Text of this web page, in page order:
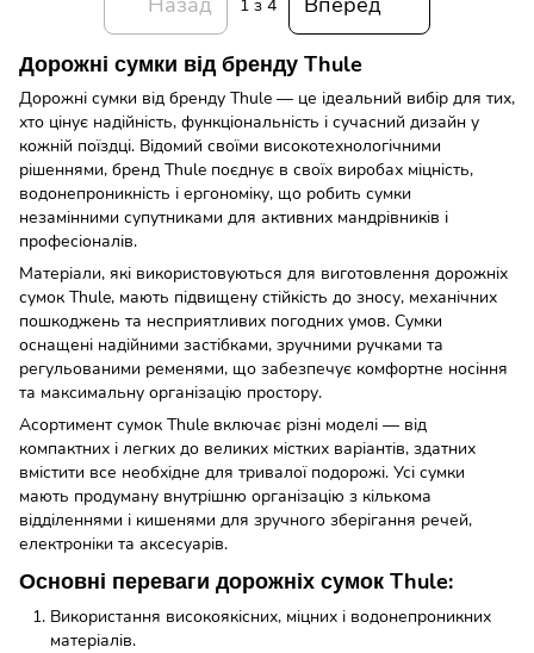
1 з 4
Дорожні сумки від бренду Thule
Дорожні сумки від бренду Thule — це ідеальний вибір для тих,
хто цінує надійність, функціональність і сучасний дизайн у
кожній поїздці. Відомий своїми високотехнологічними
рішеннями, бренд Thule поєднує в своїх виробах міцність,
водонепроникність і ергономіку, що робить сумки
незамінними супутниками для активних мандрівників і
професіоналів.
Матеріали, які використовуються для виготовлення дорожніх
сумок Thule, мають підвищену стійкість до зносу, механічних
пошкоджень та несприятливих погодних умов. Сумки
оснащені надійними застібками, зручними ручками та
регульованими ременями, що забезпечує комфортне носіння
та максимальну організацію простору.
Асортимент сумок Thule включає різні моделі — від
компактних і легких до великих містких варіантів, здатних
вмістити все необхідне для тривалої подорожі. Усі сумки
мають продуману внутрішню організацію з кількома
відділеннями і кишенями для зручного зберігання речей,
електроніки та аксесуарів.
Основні переваги дорожніх сумок Thule:
Використання високоякісних, міцних і водонепроникних
матеріалів.